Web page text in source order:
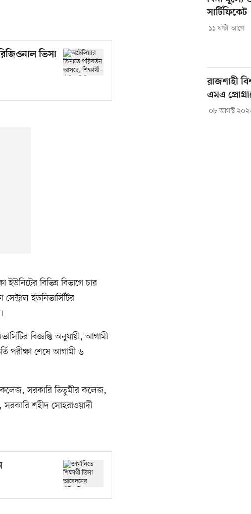
ভিসা
বিভিন্ন বিভাগে চার
ইউনিভার্সিটির
বিজ্ঞপ্তি অনুযায়ী, আগামী
পরীক্ষা শেষে আগামী ৬
কলেজ, সরকারি তিতুমীর কলেজ,
শহীদ সোহরাওয়ার্দী
সার্টিফিকেট
১১ ঘণ্টা আগে
রাজশাহী
এমএ
০৮ আগস্ট